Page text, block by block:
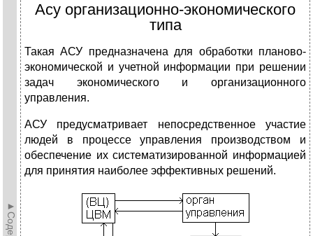
Асу организационно-экономического
типа
Такая АСУ предназначена для обработки планово-
экономической и учетной информации при решении
задач экономического и организационного
управления.
АСУ предусматривает непосредственное участие
людей в процессе управления производством и
обеспечение их систематизированной информацией
для принятия наиболее эффективных решений.